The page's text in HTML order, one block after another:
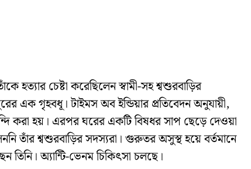
হত্যার চেষ্টা করেছিলেন স্বামী-সহ শ্বশুরবাড়ির
এক গৃহবধূ। টাইমস অব ইন্ডিয়ার প্রতিবেদন অনুযায়ী,
করা হয়। এরপর ঘরের একটি বিষধর সাপ ছেড়ে দেওয়া
তাঁর শ্বশুরবাড়ির সদস্যরা। গুরুতর অসুস্থ হয়ে বর্তমানে
তিনি। অ্যান্টি-ভেনম চিকিৎসা চলছে।